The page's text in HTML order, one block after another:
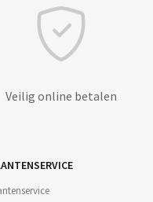
Veilig online betalen